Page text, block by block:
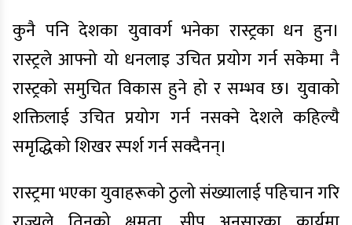
कुनै पनि देशका युवावर्ग भनेका रास्ट्रका धन हुन।
रास्ट्रले आफ्नो यो धनलाइ उचित प्रयोग गर्न सकेमा नै
रास्ट्रको समुचित विकास हुने हो र सम्भव छ। युवाको
शक्तिलाई उचित प्रयोग गर्न नसक्ने देशले कहिल्यै
समृद्धिको शिखर स्पर्श गर्न सक्दैनन्।
रास्ट्रमा भएका युवाहरूको ठुलो संख्यालाई पहिचान गरि